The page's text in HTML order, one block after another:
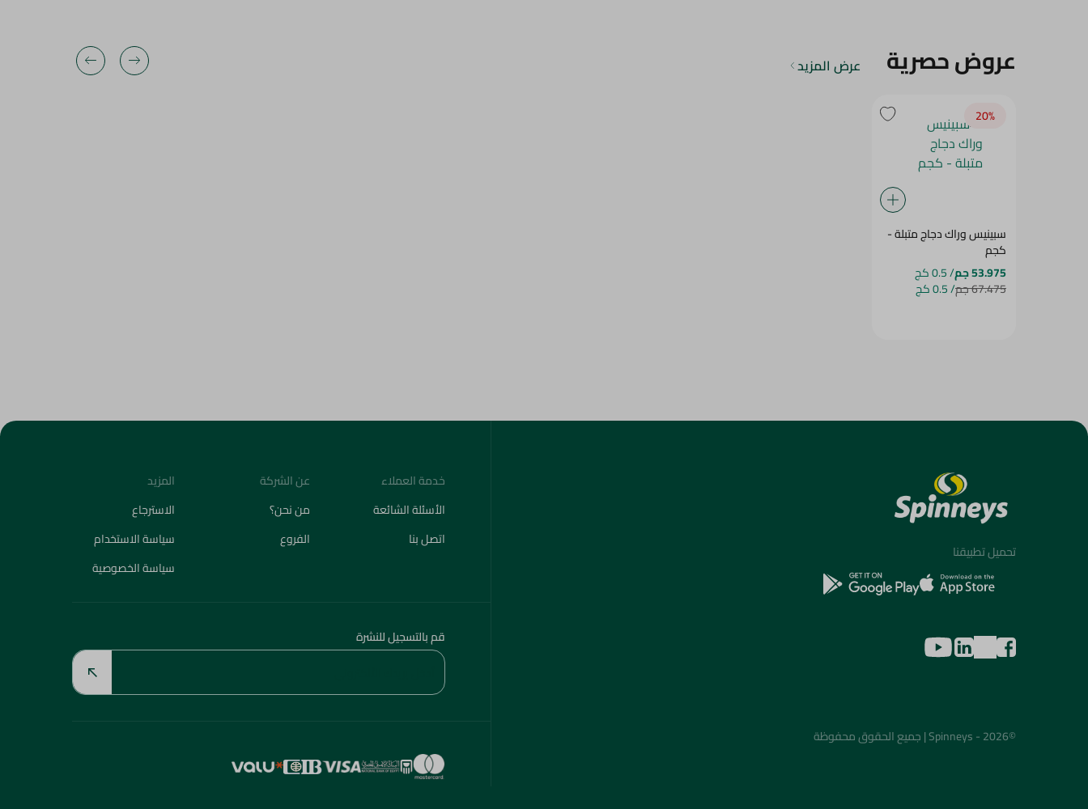
عروض حصرية عرض المزيد
20‎%‎
سبينيس وراك دجاج متبلة -
كجم
53.975 جم
/ 0.5 كج
67.475 جم / 0.5 كج
تحميل تطبيقنا
©2026 - Spinneys | جميع الحقوق محفوظة
خدمة العملاء
الأسئلة الشائعة
اتصل بنا
عن الشركة
من نحن؟
الفروع
المزيد
الاسترجاع
سياسة الاستخدام
سياسة الخصوصية
قم بالتسجيل للنشرة